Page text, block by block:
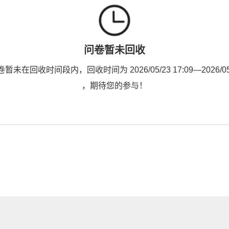
问卷暂未回收
暂未在回收时间段内，回收时间为 2026/05/23 17:09—2026/
，期待您的参与！